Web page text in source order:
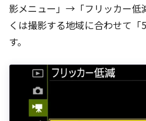
影メニュー」→「フリッカー低
くは撮影する地域に合わせて
す。